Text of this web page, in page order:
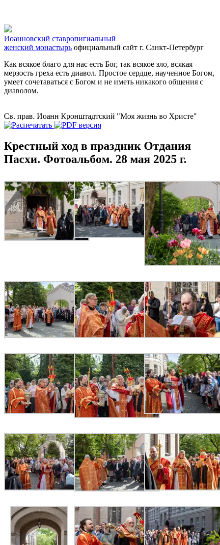
Иоанновский ставропигиальный
женский монастырь официальный сайт г. Санкт-Петербург
Как всякое благо для нас есть Бог, так всякое зло, всякая
мерзость греха есть диавол. Простое сердце, наученное Богом,
умеет сочетаваться с Богом и не иметь никакого общения с
диаволом.
Св. прав. Иоанн Кронштадтский "Моя жизнь во Христе"
Крестный ход в праздник Отдания
Пасхи. Фотоальбом. 28 мая 2025 г.